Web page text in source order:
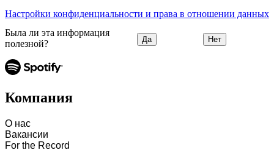
Настройки конфиденциальности и права в отношении данных
Была ли эта информация
полезной?
Да Нет
Компания
О нас
Вакансии
For the Record